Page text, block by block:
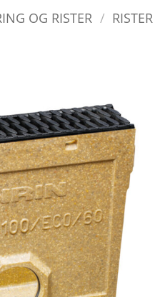
OG RISTER / RISTER